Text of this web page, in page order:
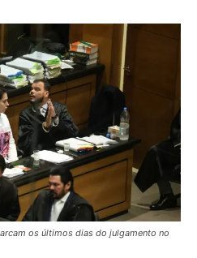
os últimos dias do julgamento no